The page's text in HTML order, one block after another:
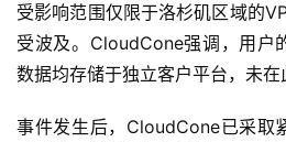
V
S
受影响范围仅限于洛杉矶区域的
受波及。CloudCone强调，用户
数据均存储于独立客户平台，未在
事件发生后，CloudCone已采取